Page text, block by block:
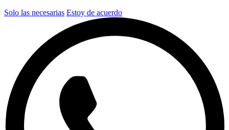
Solo las necesarias Estoy de acuerdo